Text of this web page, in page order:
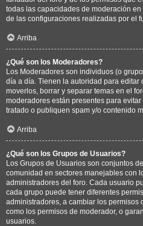
todas las capacidades de moderación
de las configuraciones realizadas por el
Arriba
¿Qué son los Moderadores?
Los Moderadores son individuos (o
día a día. Tienen la autoridad para editar
moverlos, borrar y separar temas en el
moderadores están presentes para
tratado o publiquen spam y/o contenido
Arriba
¿Qué son los Grupos de Usuarios?
Los Grupos de Usuarios son conjuntos
comunidad en sectores manejables con
administradores del foro. Cada usuario
cada grupo puede tener diferentes
administradores, a cambiar los permisos
como los permisos de moderador, o
usuarios.